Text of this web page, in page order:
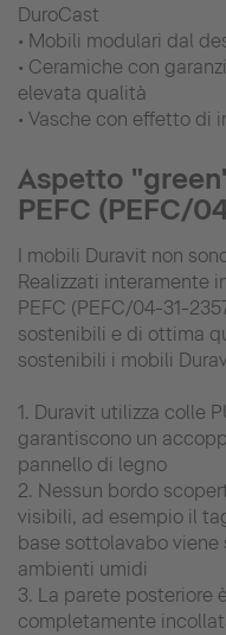
DuroCast
• Mobili modulari dal
• Ceramiche con
elevata qualità
• Vasche con effetto di
Aspetto
PEFC (PEFC/
I mobili Duravit non
Realizzati interamente
PEFC (PEFC/04-31-
sostenibili e di ottima
sostenibili i mobili
1. Duravit utilizza colle
garantiscono un
pannello di legno
2. Nessun bordo
visibili, ad esempio il
base sottolavabo
ambienti umidi
3. La parete posteriore
completamente